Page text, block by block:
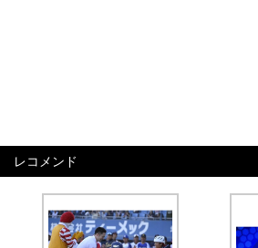
レコメンド